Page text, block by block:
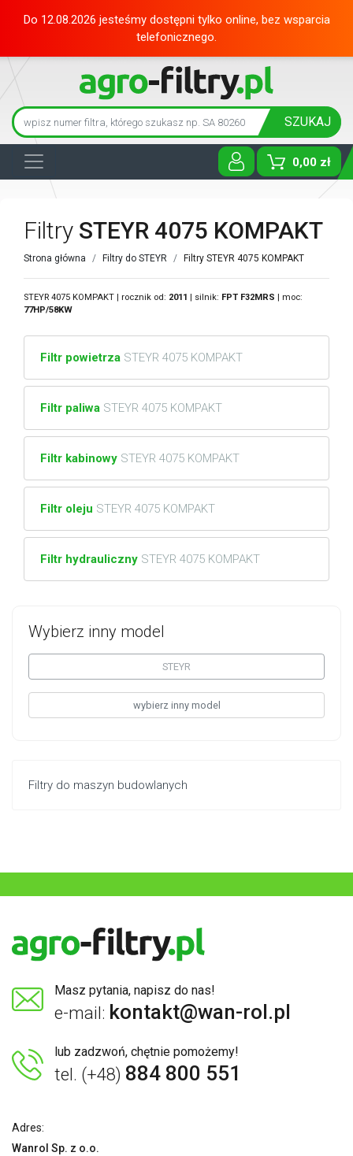
Do 12.08.2026 jesteśmy dostępni tylko online, bez wsparcia
telefonicznego.
SZUKAJ
0,00 zł
Toggle
Wybierz inny model
STEYR
wybierz inny model
Filtry do maszyn budowlanych
Filtry STEYR 4075 KOMPAKT
Strona główna Filtry do STEYR Filtry STEYR 4075 KOMPAKT
STEYR 4075 KOMPAKT | rocznik od: 2011 | silnik: FPT F32MRS | moc:
77HP/58KW
Filtr powietrza STEYR 4075 KOMPAKT
Filtr paliwa STEYR 4075 KOMPAKT
Filtr kabinowy STEYR 4075 KOMPAKT
Filtr oleju STEYR 4075 KOMPAKT
Filtr hydrauliczny STEYR 4075 KOMPAKT
Masz pytania, napisz do nas!
e-mail: kontakt@wan-rol.pl
lub zadzwoń, chętnie pomożemy!
tel. (+48) 884 800 551
Adres:
Wanrol Sp. z o.o.